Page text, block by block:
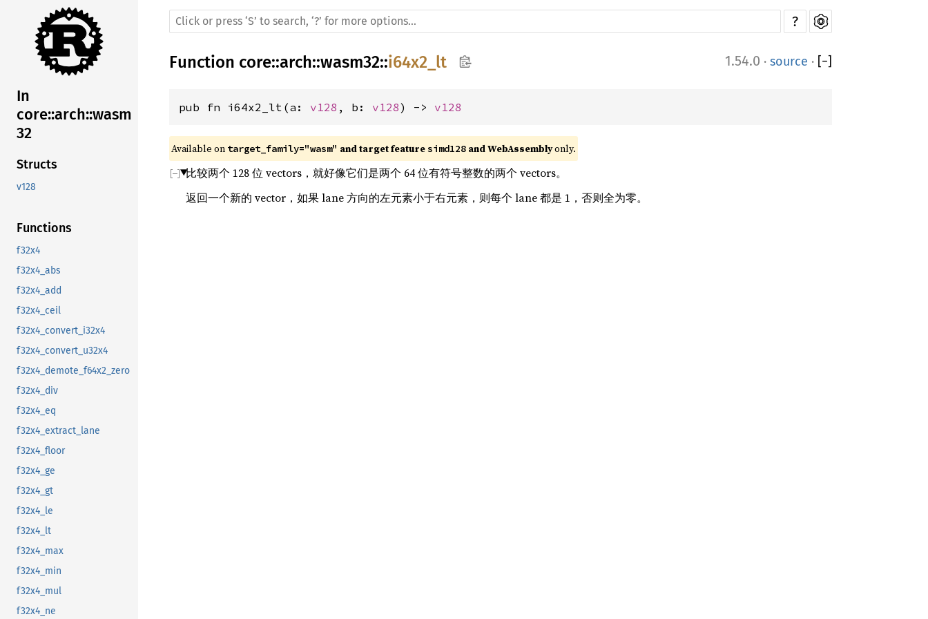
In
core::arch::wasm
32
Structs
v128
Functions
f32x4
f32x4_abs
f32x4_add
f32x4_ceil
f32x4_convert_i32x4
f32x4_convert_u32x4
f32x4_demote_f64x2_zero
f32x4_div
f32x4_eq
f32x4_extract_lane
f32x4_floor
f32x4_ge
f32x4_gt
f32x4_le
f32x4_lt
f32x4_max
f32x4_min
f32x4_mul
f32x4_ne
?
Function core::arch::wasm32::i64x2_lt 1.54.0 · source · [−]
pub fn i64x2_lt(a: v128 , b: v128) -> v128
Available on target_family="wasm" and target feature simd128 and WebAssembly only.
比较两个 128 位 vectors，就好像它们是两个 64 位有符号整数的两个 vectors。
返回一个新的 vector，如果 lane 方向的左元素小于右元素，则每个 lane 都是 1，否则全为零。